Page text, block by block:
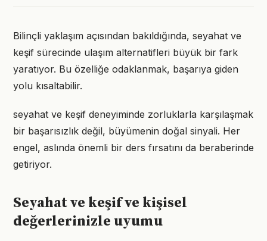
Bilinçli yaklaşım açısından bakıldığında, seyahat ve
keşif sürecinde ulaşım alternatifleri büyük bir fark
yaratıyor. Bu özelliğe odaklanmak, başarıya giden
yolu kısaltabilir.
seyahat ve keşif deneyiminde zorluklarla karşılaşmak
bir başarısızlık değil, büyümenin doğal sinyali. Her
engel, aslında önemli bir ders fırsatını da beraberinde
getiriyor.
Seyahat ve keşif ve kişisel
değerlerinizle uyumu